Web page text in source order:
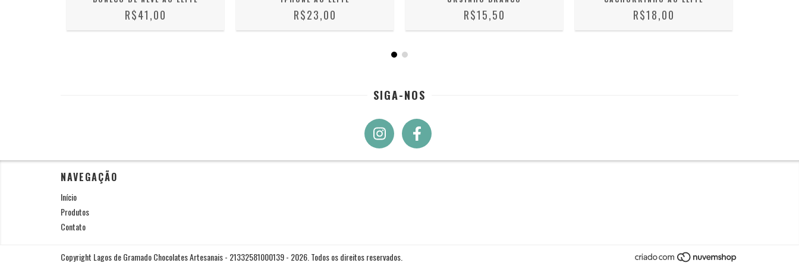
R$41,00 R$23,00 R$15,50 R$18,00
SIGA-NOS
NAVEGAÇÃO
Início
Produtos
Contato
Copyright Lagos de Gramado Chocolates Artesanais - 21332581000139 - 2026. Todos os direitos reservados.